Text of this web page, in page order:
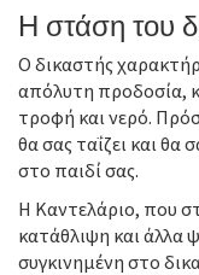
Η στάση του
Ο δικαστής
απόλυτη προδοσία,
τροφή και νερό.
θα σας ταΐζει και θα
στο παιδί σας.
Η Καντελάριο, που
κατάθλιψη και
συγκινημένη στο